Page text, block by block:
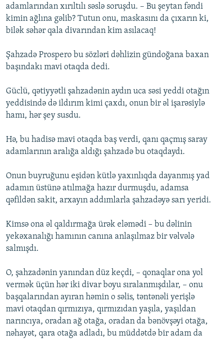
adamlarından xırıltılı səslə soruşdu. – Bu şeytan fəndi
kimin ağlına gəlib? Tutun onu, maskasını da çıxarın ki,
bilək səhər qala divarından kim asılacaq!
Şahzadə Prospero bu sözləri dəhlizin gündoğana baxan
başındakı mavi otaqda dedi.
Güclü, qətiyyətli şahzadənin aydın uca səsi yeddi otağın
yeddisində də ildırım kimi çaxdı, onun bir əl işarəsiylə
hamı, hər şey susdu.
Hə, bu hadisə mavi otaqda baş verdi, qanı qaçmış saray
adamlarının aralığa aldığı şahzadə bu otaqdaydı.
Onun buyruğunu eşidən kütlə yaxınlıqda dayanmış yad
adamın üstünə atılmağa hazır durmuşdu, adamsa
qəfildən sakit, arxayın addımlarla şahzadəyə sarı yeridi.
Kimsə ona əl qaldırmağa ürək eləmədi – bu dəlinin
yekəxanalığı hamının canına anlaşılmaz bir vəlvələ
salmışdı.
O, şahzadənin yanından düz keçdi, – qonaqlar ona yol
vermək üçün hər iki divar boyu sıralanmışdılar, – onu
başqalarından ayıran həmin o səlis, təntənəli yerişlə
mavi otaqdan qırmızıya, qırmızıdan yaşıla, yaşıldan
narıncıya, oradan ağ otağa, oradan da bənövşəyi otağa,
nəhayət, qara otağa adladı, bu müddətdə bir adam da